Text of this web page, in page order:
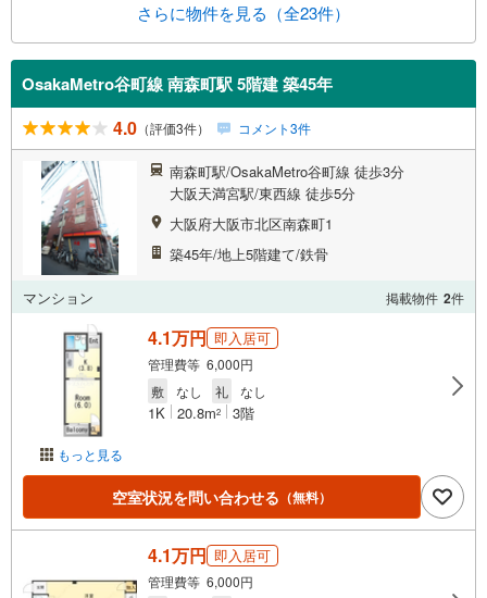
さらに物件を見る（全23件）
OsakaMetro谷町線 南森町駅 5階建 築45年
4.0 （評価3件） コメント3件
南森町駅/OsakaMetro谷町線 徒歩3分
大阪天満宮駅/東西線 徒歩5分
大阪府大阪市北区南森町1
築45年/地上5階建て/鉄骨
マンション 掲載物件 2件
もっと見る
4.1万円 即入居可
管理費等 6,000円
敷
なし 礼 なし
1K 20.8m2 3階
空室状況を問い合わせる （無料）
4.1万円 即入居可
管理費等 6,000円